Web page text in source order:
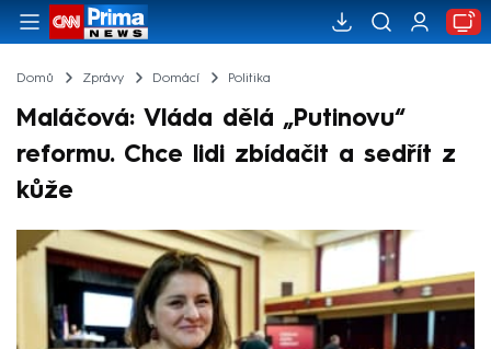
Domů Zprávy Domácí Politika
Maláčová: Vláda dělá „Putinovu“
reformu. Chce lidi zbídačit a sedřít z
kůže